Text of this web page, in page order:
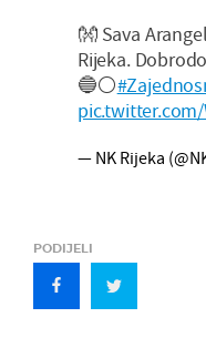
👐 Sava
Rijeka.
🔵⚪
— NK Rijeka
PODIJELI